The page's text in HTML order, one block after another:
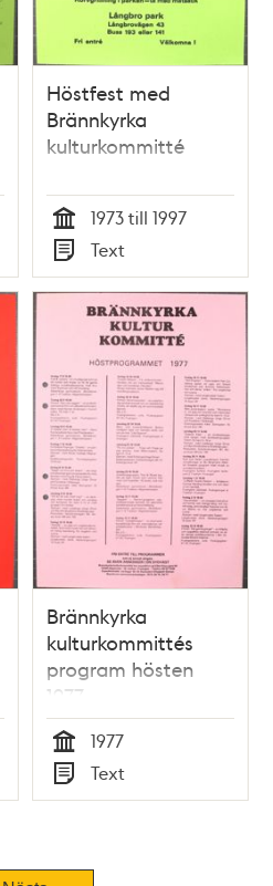
Höstfest med
Brännkyrka
kulturkommitté
Tid
1973 till 1997
Typ
Text
Brännkyrka
kulturkommittés
program hösten
1977
Tid
1977
Typ
Text